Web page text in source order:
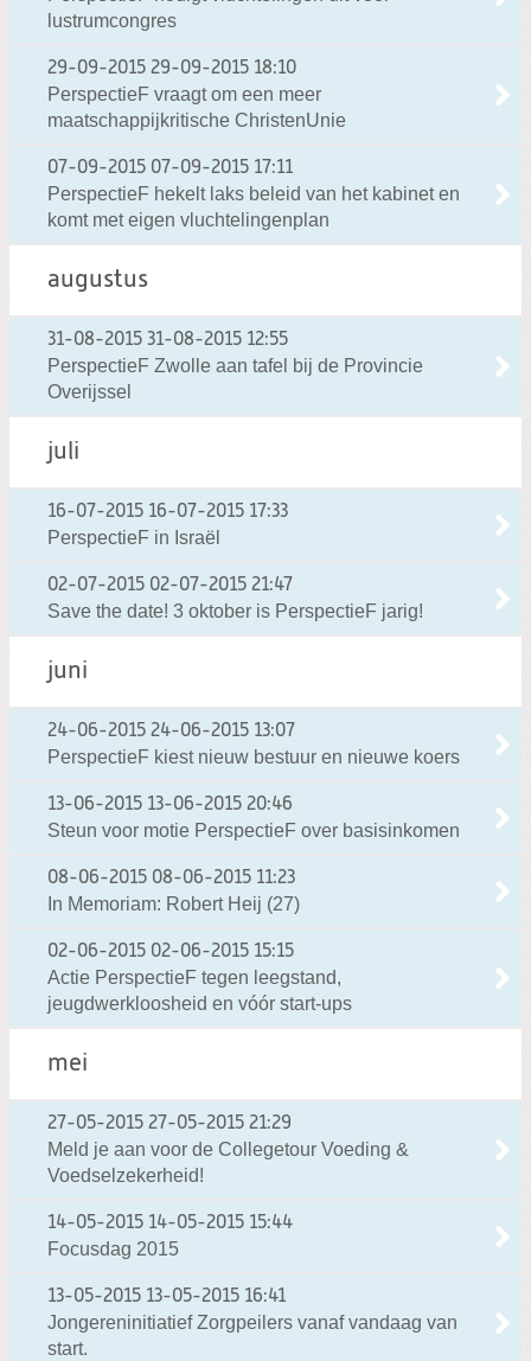
lustrumcongres
29-09-2015 29-09-2015 18:10
PerspectieF vraagt om een meer
maatschappijkritische ChristenUnie
07-09-2015 07-09-2015 17:11
PerspectieF hekelt laks beleid van het kabinet en
komt met eigen vluchtelingenplan
augustus
31-08-2015 31-08-2015 12:55
PerspectieF Zwolle aan tafel bij de Provincie
Overijssel
juli
16-07-2015 16-07-2015 17:33
PerspectieF in Israël
02-07-2015 02-07-2015 21:47
Save the date! 3 oktober is PerspectieF jarig!
juni
24-06-2015 24-06-2015 13:07
PerspectieF kiest nieuw bestuur en nieuwe koers
13-06-2015 13-06-2015 20:46
Steun voor motie PerspectieF over basisinkomen
08-06-2015 08-06-2015 11:23
In Memoriam: Robert Heij (27)
02-06-2015 02-06-2015 15:15
Actie PerspectieF tegen leegstand,
jeugdwerkloosheid en vóór start-ups
mei
27-05-2015 27-05-2015 21:29
Meld je aan voor de Collegetour Voeding &
Voedselzekerheid!
14-05-2015 14-05-2015 15:44
Focusdag 2015
13-05-2015 13-05-2015 16:41
Jongereninitiatief Zorgpeilers vanaf vandaag van
start.